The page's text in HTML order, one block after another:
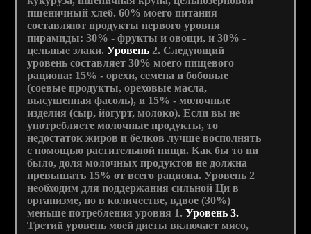
пшеничный хлеб. 60% моего питания
составляют продукты первого уровня
пирамиды: 30% - фрукты и овощи, и 30% -
цельные злаки.Уровень 2. Следующий
уровень составляет 30% моего пищевого
рациона: 15% - орехи, семена и бобовые
(соевые продукты, ореховые масла,
высушенная фасоль), и 15% - молочные
изделия (сыр, йогурт, молоко). Если вы не
употребляете молочные продукты, то
недостаток жиров и белков лучше восполнять
с помощью растительной пищи. Как бы то ни
было, доля молочных продуктов не должна
превышать 15% от всего рациона. Уровень 2
необходим для поддержания сильной Ци в
организме, но в количестве, вдвое (30%)
меньше потребления уровня 1.Уровень 3.
Третий уровень моей диеты включает мясо,